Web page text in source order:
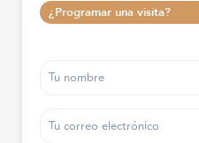
¿Programar una visita?